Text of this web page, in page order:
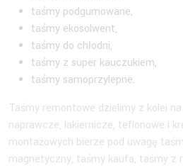
taśmy podgumowane,
taśmy ekosolwent,
taśmy do chłodni,
taśmy z super kauczukiem,
taśmy samoprzylepne.
Taśmy remontowe dzielimy z kolei
naprawcze, lakiernicze, teflonowe i
montażowych bierze pod uwagę
magnetyczny, taśmy kaufa, taśmy z